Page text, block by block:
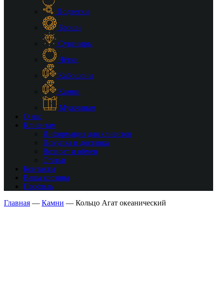
Подвески
Броши
Сувениры
Чётки
Кабошоны
Камни
Мужчинам
О нас
Клиентам
Информация для клиентов
Покупка и доставка
Возврат и обмен
Статьи
Контакты
Ваша корзина
Профиль
Главная — Камни — Кольцо Агат океанический